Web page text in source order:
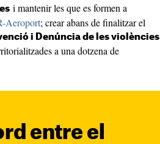
i mantenir les que es formen a
Aeroport; crear abans de finalitzar el
i Denúncia de les violències
a una dotzena de
entre el